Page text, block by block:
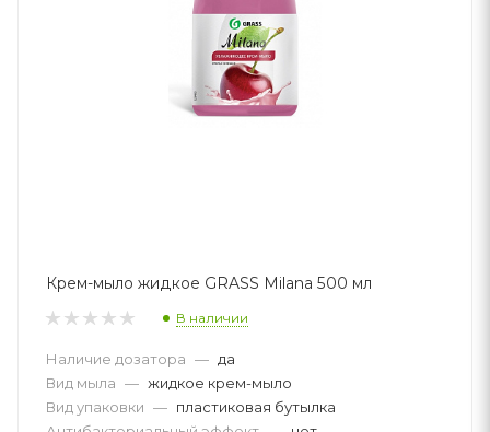
Крем-мыло жидкое GRASS Milana 500 мл
В наличии
Наличие дозатора — да
Вид мыла — жидкое крем-мыло
Вид упаковки — пластиковая бутылка